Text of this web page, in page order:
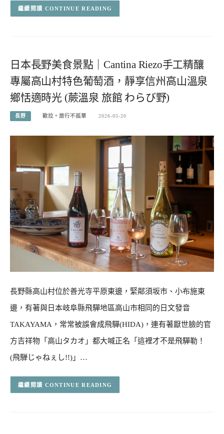
CONTINUE READING
日本長野美食景點｜Cantina Riezo手工精釀
專屬高山村特色葡萄酒，靜享信州高山溫泉
鄉恬適時光 (蕨溫泉 旅館 わらび野)
長野 歐拉。旅行不孤單 2026-05-20
長野縣高山村位於善光寺平原東邊，緊鄰須坂市、小布施東
邊，有著與日本岐阜縣飛驒地區高山市相同的日文發音
TAKAYAMA，常常被誤會成飛驒(HIDA)，連有著厭世臉的官
方吉祥物「高山タカオ」都大喊正名「這裡才不是飛驒勒！
(飛騨じゃねぇし!!)」…
CONTINUE READING